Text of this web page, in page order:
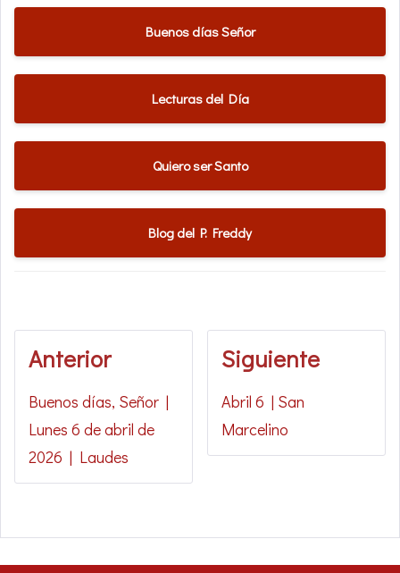
Buenos días Señor
Lecturas del Día
Quiero ser Santo
Blog del P. Freddy
Anterior
Buenos días, Señor |
Lunes 6 de abril de
2026 | Laudes
Siguiente
Abril 6 | San
Marcelino